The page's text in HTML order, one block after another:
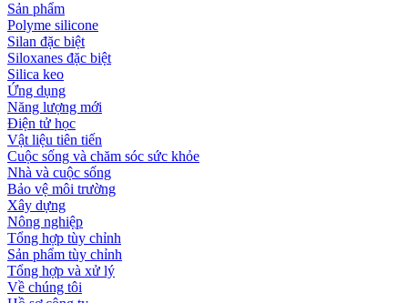
Sản phẩm
Polyme silicone
Silan đặc biệt
Siloxanes đặc biệt
Silica keo
Ứng dụng
Năng lượng mới
Điện tử học
Vật liệu tiên tiến
Cuộc sống và chăm sóc sức khỏe
Nhà và cuộc sống
Bảo vệ môi trường
Xây dựng
Nông nghiệp
Tổng hợp tùy chỉnh
Sản phẩm tùy chỉnh
Tổng hợp và xử lý
Về chúng tôi